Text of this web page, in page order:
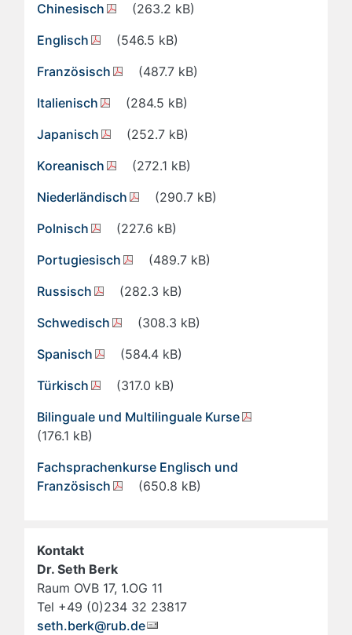
Chinesisch
(263.2 kB)
Englisch
(546.5 kB)
Französisch
(487.7 kB)
Italienisch
(284.5 kB)
Japanisch
(252.7 kB)
Koreanisch
(272.1 kB)
Niederländisch
(290.7 kB)
Polnisch
(227.6 kB)
Portugiesisch
(489.7 kB)
Russisch
(282.3 kB)
Schwedisch
(308.3 kB)
Spanisch
(584.4 kB)
Türkisch
(317.0 kB)
Bilinguale und Multilinguale Kurse
(176.1 kB)
Fachsprachenkurse Englisch und
Französisch
(650.8 kB)
Kontakt
Dr. Seth Berk
Raum OVB 17, 1.OG 11
Tel +49 (0)234 32 23817
seth.berk@rub.de